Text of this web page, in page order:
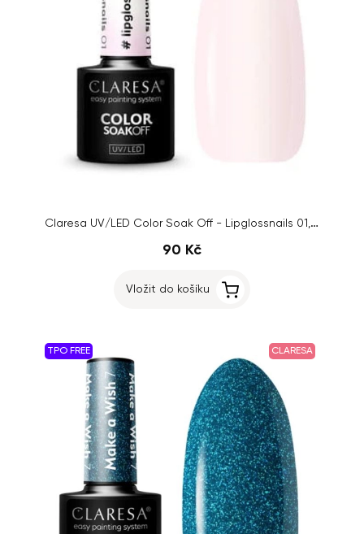
Claresa UV/LED Color Soak Off - Lipglossnails 01, 5g
90 Kč
Vložit do košíku
TPO FREE CLARESA